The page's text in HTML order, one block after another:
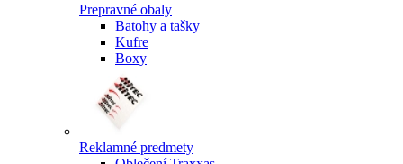
Prepravné obaly
Batohy a tašky
Kufre
Boxy
Reklamné predmety